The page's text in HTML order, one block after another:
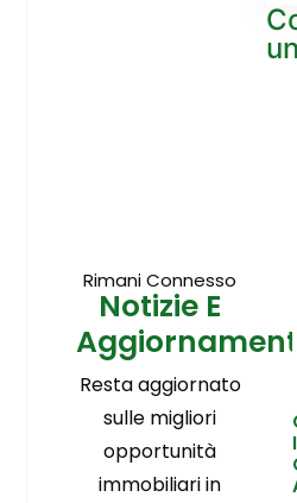
Rimani Connesso
Notizie E
Aggiornamenti
Resta aggiornato
sulle migliori
opportunità
immobiliari in